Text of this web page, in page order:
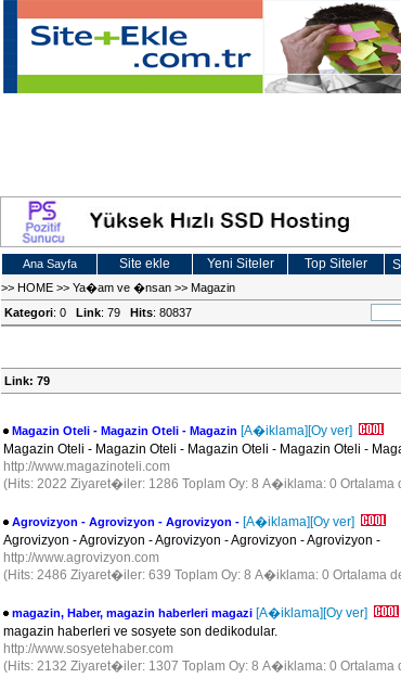
Ana Sayfa Site ekle Yeni Siteler Top Siteler
>> HOME >> Ya�am ve �nsan >> Magazin
Kategori: 0 Link: 79 Hits: 80837
Link: 79
Magazin Oteli - Magazin Oteli - Magazin [A�iklama][Oy ver]
Magazin Oteli - Magazin Oteli - Magazin Oteli - Magazin Oteli -
http://www.magazinoteli.com
(Hits: 2022 Ziyaret�iler: 1286 Toplam Oy: 8 A�iklama: 0 Ortalama
Agrovizyon - Agrovizyon - Agrovizyon - [A�iklama][Oy ver]
Agrovizyon - Agrovizyon - Agrovizyon - Agrovizyon - Agrovizyon -
http://www.agrovizyon.com
(Hits: 2486 Ziyaret�iler: 639 Toplam Oy: 8 A�iklama: 0 Ortalama
magazin, Haber, magazin haberleri magazi [A�iklama][Oy ver]
magazin haberleri ve sosyete son dedikodular.
http://www.sosyetehaber.com
(Hits: 2132 Ziyaret�iler: 1307 Toplam Oy: 8 A�iklama: 0 Ortalama